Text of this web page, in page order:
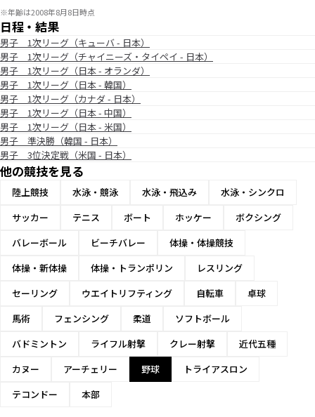
※年齢は2008年8月8日時点
日程・結果
男子 1次リーグ（キューバ - 日本）
男子 1次リーグ（チャイニーズ・タイペイ - 日本）
男子 1次リーグ（日本 - オランダ）
男子 1次リーグ（日本 - 韓国）
男子 1次リーグ（カナダ - 日本）
男子 1次リーグ（日本 - 中国）
男子 1次リーグ（日本 - 米国）
男子 準決勝（韓国 - 日本）
男子 3位決定戦（米国 - 日本）
他の競技を見る
陸上競技 水泳・競泳 水泳・飛込み
水泳・シンクロ
サッカー
テニス ボート ホッケー
ボクシング
バレーボール
ビーチバレー
体操・体操競技
体操・新体操
体操・トランポリン
レスリング
セーリング
ウエイトリフティング 自転車
卓球
馬術
フェンシング 柔道
ソフトボール
バドミントン
ライフル射撃 クレー射撃
近代五種
カヌー
アーチェリー 野球
トライアスロン
テコンドー
本部